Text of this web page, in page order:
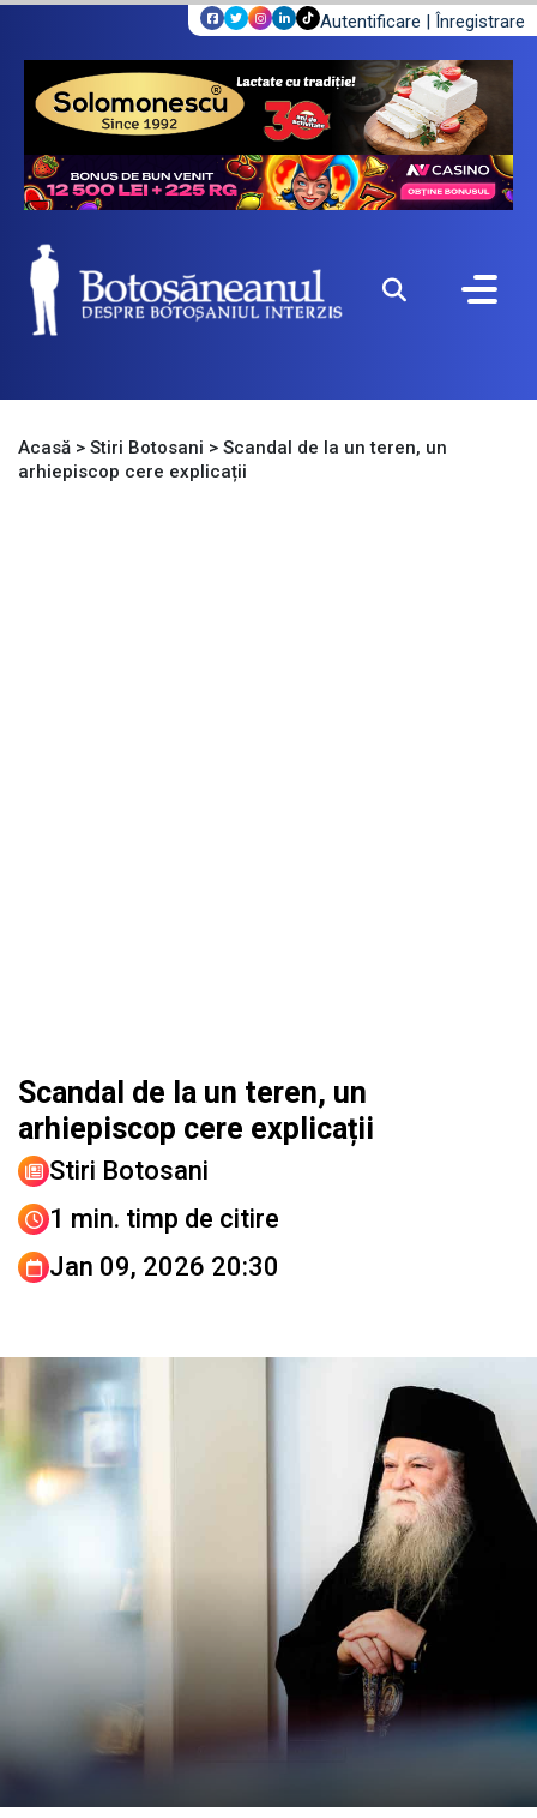
Autentificare | Înregistrare
Acasă > Stiri Botosani > Scandal de la un teren, un
arhiepiscop cere explicații
Scandal de la un teren, un
arhiepiscop cere explicații
Stiri Botosani
1 min. timp de citire
Jan 09, 2026 20:30